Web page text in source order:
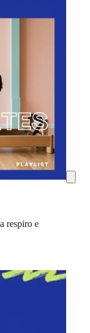
respiro e